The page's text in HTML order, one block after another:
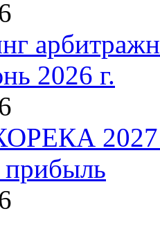
2026 г.
2027:
прибыль